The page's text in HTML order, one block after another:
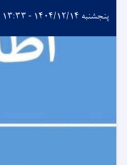
پنجشنبه ۱۴۰۴/۱۲/۱۴ - ۱۳:۳۳